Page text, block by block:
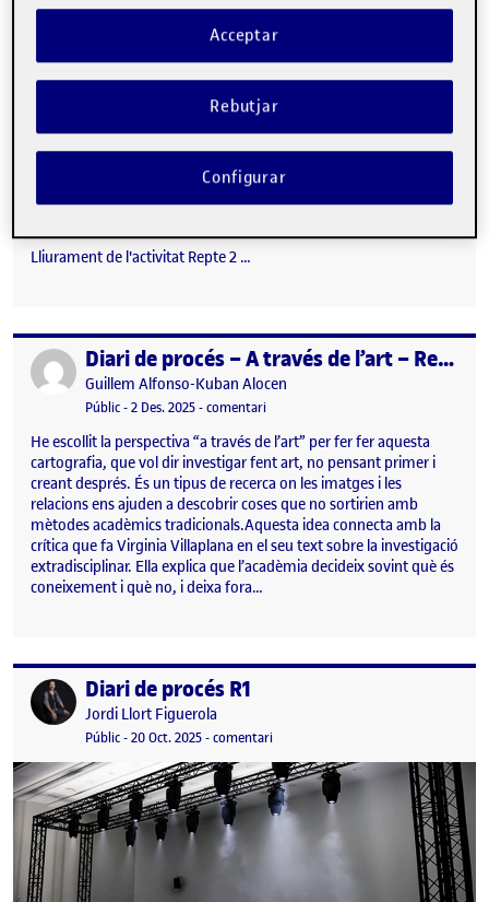
Publicat per
Guillem Alfonso-Kuban Alocen
Data de publicació12 desembre, 2025 3:03 pm
-comentariel Repte 3- Manifest
Repte 2 – A través de l’art
Guillem Alfonso-Kuban Alocen
Lliurament de l'activitat Repte 2 …
Publicat per Diari de procés – A través de l’art – Repte 2
Publicat per
Guillem Alfonso-Kuban Alocen
Visibilitat:
Públic-Data de publicació
2 Des. 2025-comentariel Diari de procés – A través de l’art –
He escollit la perspectiva “a través de l’art” per fer fer aquesta
cartografia, que vol dir investigar fent art, no pensant primer i
creant després. És un tipus de recerca on les imatges i les
relacions ens ajuden a descobrir coses que no sortirien amb
mètodes acadèmics tradicionals.Aquesta idea connecta amb la
crítica que fa Virginia Villaplana en el seu text sobre la investigació
extradisciplinar. Ella explica que l’acadèmia decideix sovint què és
coneixement i què no, i deixa fora…
Publicat perDiari de procés R1
Publicat per
Jordi Llort Figuerola
Visibilitat:
Públic-Data de publicació
20 Oct. 202520 octubre, 2025 9:41 pm
-comentariel Diari de procés R1
Rebutjar
Acceptar
Configurar